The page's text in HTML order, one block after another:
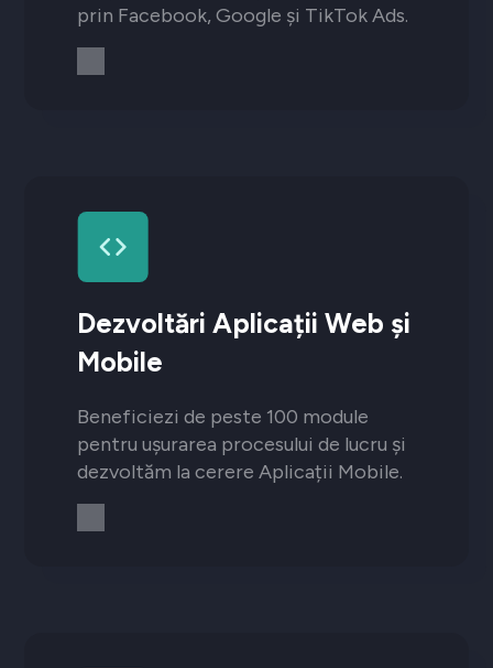
prin Facebook, Google și TikTok Ads.
Dezvoltări Aplicații Web și
Mobile
Beneficiezi de peste 100 module
pentru ușurarea procesului de lucru și
dezvoltăm la cerere Aplicații Mobile.